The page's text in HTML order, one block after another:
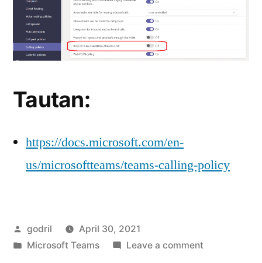
Tautan:
https://docs.microsoft.com/en-
us/microsoftteams/teams-calling-policy
Posted
by
godril
April 30, 2021
Posted
Microsoft Teams Leave a commenton